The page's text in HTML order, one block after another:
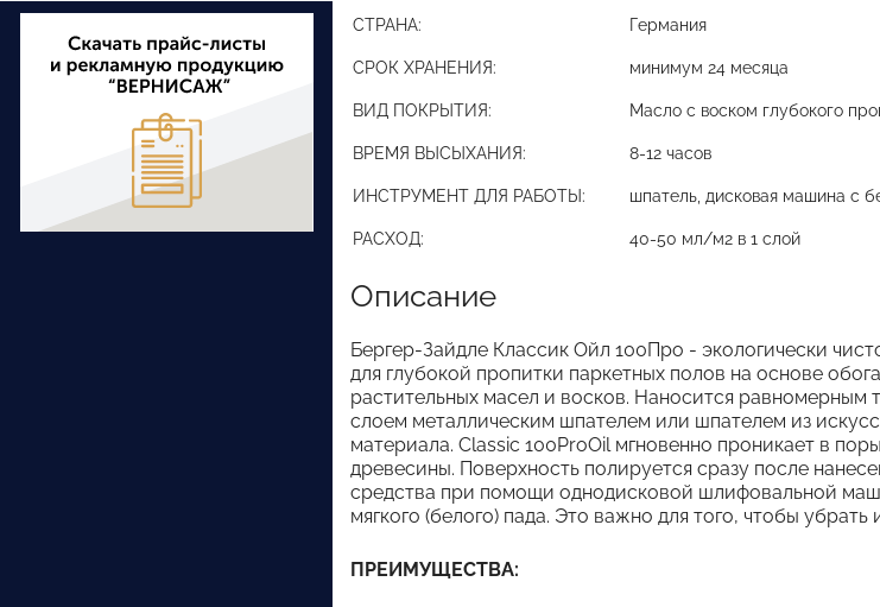
СТРАНА: Германия
СРОК ХРАНЕНИЯ: минимум 24 месяца
ВИД ПОКРЫТИЯ: Масло с воском глубокого
ВРЕМЯ ВЫСЫХАНИЯ: 8-12 часов
ИНСТРУМЕНТ ДЛЯ РАБОТЫ: шпатель, дисковая машина с
РАСХОД: 40-50 мл/м2 в 1 слой
Описание
Бергер-Зайдле Классик Ойл 100Про - экологически
для глубокой пропитки паркетных полов на основе
растительных масел и восков. Наносится равномерным
слоем металлическим шпателем или шпателем из
материала. Classic 100ProOil мгновенно проникает в поры
древесины. Поверхность полируется сразу после
средства при помощи однодисковой шлифовальной
мягкого (белого) пада. Это важно для того, чтобы
ПРЕИМУЩЕСТВА: